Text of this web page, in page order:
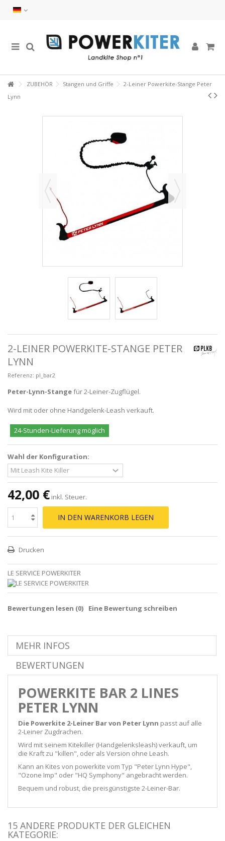
ZUBEHÖR Stangen und Griffe
2-Leiner Powerkite-Stange Peter
Lynn
2-LEINER POWERKITE-STANGE PETER
LYNN
Referenz: pl_bar2
Peter-Lynn-Stangefür 2-Leiner-Zugflügel.
Wird mit oder ohne Handgelenk-Leash verkauft.
24-Stunden-Lieferung möglich
Wahl der Konfiguration:
42,00 € inkl. Steuer.
IN DEN WARENKORB LEGEN
Drucken
LE SERVICE POWERKITER
Bewertungen lesen (0) Eine Bewertung schreiben
MEHR INFOS
BEWERTUNGEN
POWERKITE BAR 2 LINES
PETER LYNN
Die Powerkite 2-Leiner Bar von Peter Lynn passt auf alle
2-Leiner Zugdrachen.
Wird mit seinem Kitekiller (Handgelenksleash) verkauft, um
die Kraft zu "killen", oder als Version ohne Leash.
Kann an Kites von powerkite vom Typ "Peter Lynn Hype",
"Ozone Imp" oder "HQ Symphony" angebracht werden.
Bequem und robust, die preisgünstigste 2-Leiner-Bar.
15 ANDERE PRODUKTE DER GLEICHEN
KATEGORIE: